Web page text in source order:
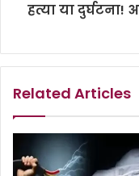
हत्या या दुर्घटना!
Related Articles